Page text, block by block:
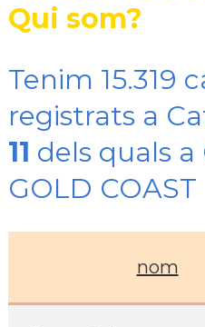
Qui som?
Tenim 15.319
registrats a
11 dels quals a
GOLD COAST
nom